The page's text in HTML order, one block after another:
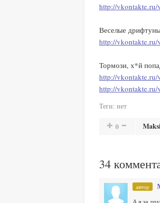
http://
Веселые
http://
Тормози, х*й
http://vkontakte.ru/
http://
Теги: нет
0
34
автор